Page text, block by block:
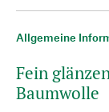
Allgemeine
Fein
Baumwolle